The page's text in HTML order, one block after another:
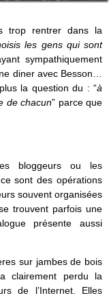
trop rentrer dans la
les gens qui sont
sympathiquement
diner avec Besson…
la question du : “à
de chacun” parce que
bloggeurs ou les
sont des opérations
souvent organisées
trouvent parfois une
présente aussi
sur jambes de bois
clairement perdu la
de l’Internet. Elles